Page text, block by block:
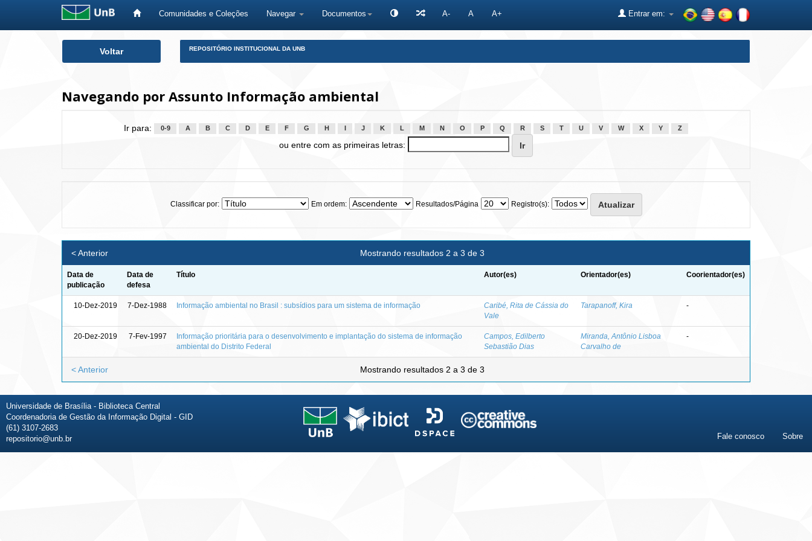
Comunidades e Coleções Navegar Documentos A- A A+ Entrar em:
Voltar REPOSITÓRIO INSTITUCIONAL DA UNB
Navegando por Assunto Informação ambiental
Ir para: 0-9 A B C D E F G H J K L M N O P Q R S T U V W X Y Z
ou entre com as primeiras letras:
Classificar por: Em ordem: Resultados/Página Registro(s):
Mostrando resultados 2 a 3 de 3
< Anterior
Data de
publicação
Data de
defesa
Título Autor(es) Orientador(es) Coorientador(es)
10-Dez-2019 7-Dez-1988 Informação ambiental no Brasil : subsídios para um sistema de informação
Caribé, Rita de Cássia do
Vale
Tarapanoff, Kira -
20-Dez-2019 7-Fev-1997
Informação prioritária para o desenvolvimento e implantação do sistema de informação
ambiental do Distrito Federal
Campos, Edilberto
Sebastião Dias
Miranda, Antônio Lisboa
Carvalho de
-
Mostrando resultados 2 a 3 de 3
< Anterior
Universidade de Brasília - Biblioteca Central
Coordenadoria de Gestão da Informação Digital - GID
(61) 3107-2683
repositorio@unb.br
Fale conosco Sobre